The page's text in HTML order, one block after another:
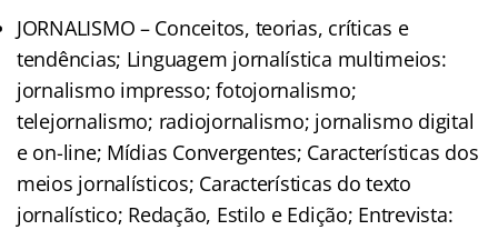
JORNALISMO – Conceitos, teorias, críticas e
tendências; Linguagem jornalística multimeios:
jornalismo impresso; fotojornalismo;
telejornalismo; radiojornalismo; jornalismo digital
e on-line; Mídias Convergentes; Características dos
meios jornalísticos; Características do texto
jornalístico; Redação, Estilo e Edição; Entrevista: